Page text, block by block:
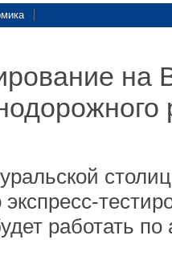
на
экспресс-
работать по